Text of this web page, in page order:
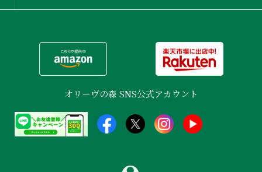
オリーヴの森 SNS公式アカウント